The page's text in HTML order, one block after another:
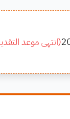
(انتهى موعد